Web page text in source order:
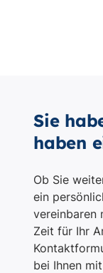
Sie
haben
Ob Sie
ein
vereinbaren
Zeit für Ihr
bei Ihnen